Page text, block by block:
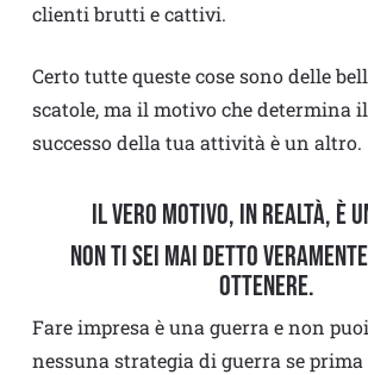
clienti brutti e cattivi.
Certo tutte queste cose sono delle
scatole, ma il motivo che determina
successo della tua attività è un altro.
Il vero motivo, in realtà, è
non ti sei mai detto
ottenere.
Fare impresa è una guerra e non
nessuna strategia di guerra se